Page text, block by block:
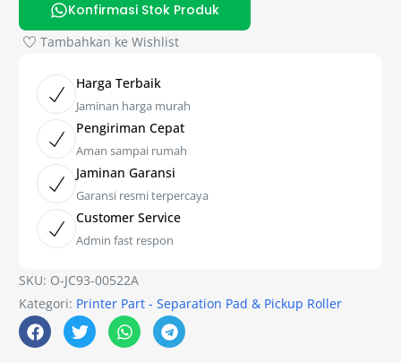
Konfirmasi Stok Produk
Tambahkan ke Wishlist
Harga Terbaik
Jaminan harga murah
Pengiriman Cepat
Aman sampai rumah
Jaminan Garansi
Garansi resmi terpercaya
Customer Service
Admin fast respon
SKU: O-JC93-00522A
Kategori: Printer Part - Separation Pad & Pickup Roller